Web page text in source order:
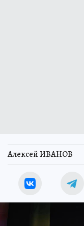
Алексей ИВАНОВ